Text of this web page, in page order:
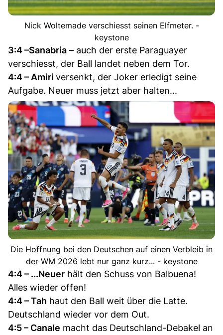
Nick Woltemade verschiesst seinen Elfmeter. -
keystone
3:4 –Sanabria – auch der erste Paraguayer
verschiesst, der Ball landet neben dem Tor.
4:4 – Amiri versenkt, der Joker erledigt seine
Aufgabe. Neuer muss jetzt aber halten...
Die Hoffnung bei den Deutschen auf einen Verbleib in
der WM 2026 lebt nur ganz kurz... - keystone
4:4 – ...Neuer hält den Schuss von Balbuena!
Alles wieder offen!
4:4 – Tah haut den Ball weit über die Latte.
Deutschland wieder vor dem Out.
4:5 – Canale macht das Deutschland-Debakel an